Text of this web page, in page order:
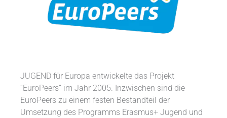
JUGEND für Europa entwickelte das Projekt
“EuroPeers” im Jahr 2005. Inzwischen sind die
EuroPeers zu einem festen Bestandteil der
Umsetzung des Programms Erasmus+ Jugend und